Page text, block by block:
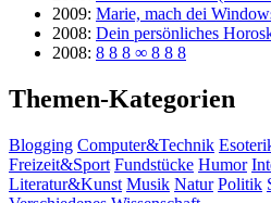
2009: Marie, mach dei
2008: Dein persönliches
2008: 8 8 8 ∞ 8 8 8
Themen-Kategorien
Blogging Computer&Technik
Freizeit&Sport Fundstücke Humor
Literatur&Kunst Musik Natur Politik